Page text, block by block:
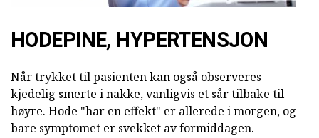
HODEPINE, HYPERTENSJON
Når trykket til pasienten kan også observeres
kjedelig smerte i nakke, vanligvis et sår tilbake til
høyre. Hode "har en effekt" er allerede i morgen, og
bare symptomet er svekket av formiddagen.